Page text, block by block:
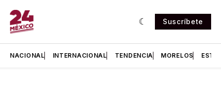
Suscríbete
NACIONAL INTERNACIONAL TENDENCIA MORELOS